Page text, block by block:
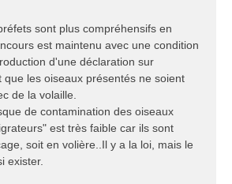
sont plus compréhensifs en
est maintenu avec une condition
d'une déclaration sur
que les oiseaux présentés ne soient
de la volaille.
de contamination des oiseaux
est très faible car ils sont
soit en volière..Il y a la loi, mais le
exister.